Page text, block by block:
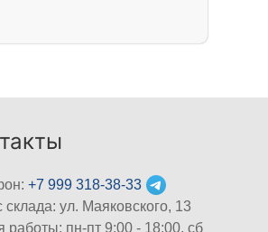
+7 999 318-38-33
склада: ул. Маяковского, 13
работы: пн-пт 9:00 - 18:00, сб